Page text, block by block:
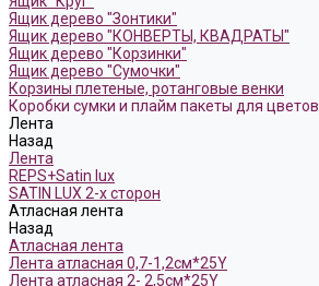
Ящик дерево "Зонтики"
Ящик дерево "КОНВЕРТЫ, КВАДРАТЫ"
Ящик дерево "Корзинки"
Ящик дерево "Сумочки"
Корзины плетеные, ротанговые венки
Коробки сумки и плайм пакеты для цветов
Лента
Назад
Лента
REPS+Satin lux
SATIN LUX 2-х сторон
Атласная лента
Назад
Атласная лента
Лента атласная 0,7-1,2см*25Y
Лента атласная 2- 2,5см*25Y